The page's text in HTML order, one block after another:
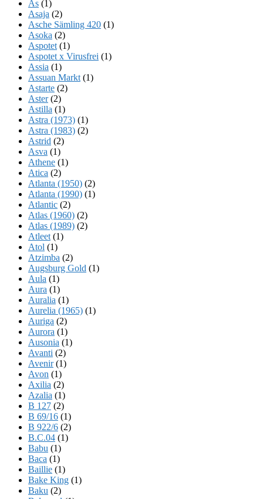
As (1)
Asaja (2)
Asche Sämling 420 (1)
Asoka (2)
Aspotet (1)
Aspotet x Virusfrei (1)
Assia (1)
Assuan Markt (1)
Astarte (2)
Aster(2)
Astilla (1)
Astra (1973) (1)
Astra (1983) (2)
Astrid (2)
Asva (1)
Athene (1)
Atica (2)
Atlanta (1950) (2)
Atlanta (1990) (1)
Atlantic (2)
Atlas (1960) (2)
Atlas (1989) (2)
Atleet (1)
Atol (1)
Atzimba (2)
Augsburg Gold (1)
Aula (1)
Aura (1)
Auralia (1)
Aurelia (1965) (1)
Auriga (2)
Aurora (1)
Ausonia (1)
Avanti (2)
Avenir(1)
Avon (1)
Axilia (2)
Azalia (1)
B 127 (2)
B 69/16 (1)
B 922/6 (2)
B.C.04 (1)
Babu (1)
Baca (1)
Baillie (1)
Bake King (1)
Baku (2)